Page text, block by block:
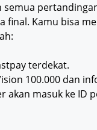
semua
final. Kamu bisa
terdekat.
100.000 dan
akan masuk ke ID